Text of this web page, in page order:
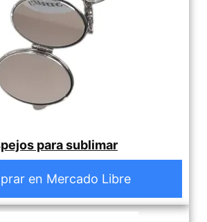
para sublimar
en Mercado Libre